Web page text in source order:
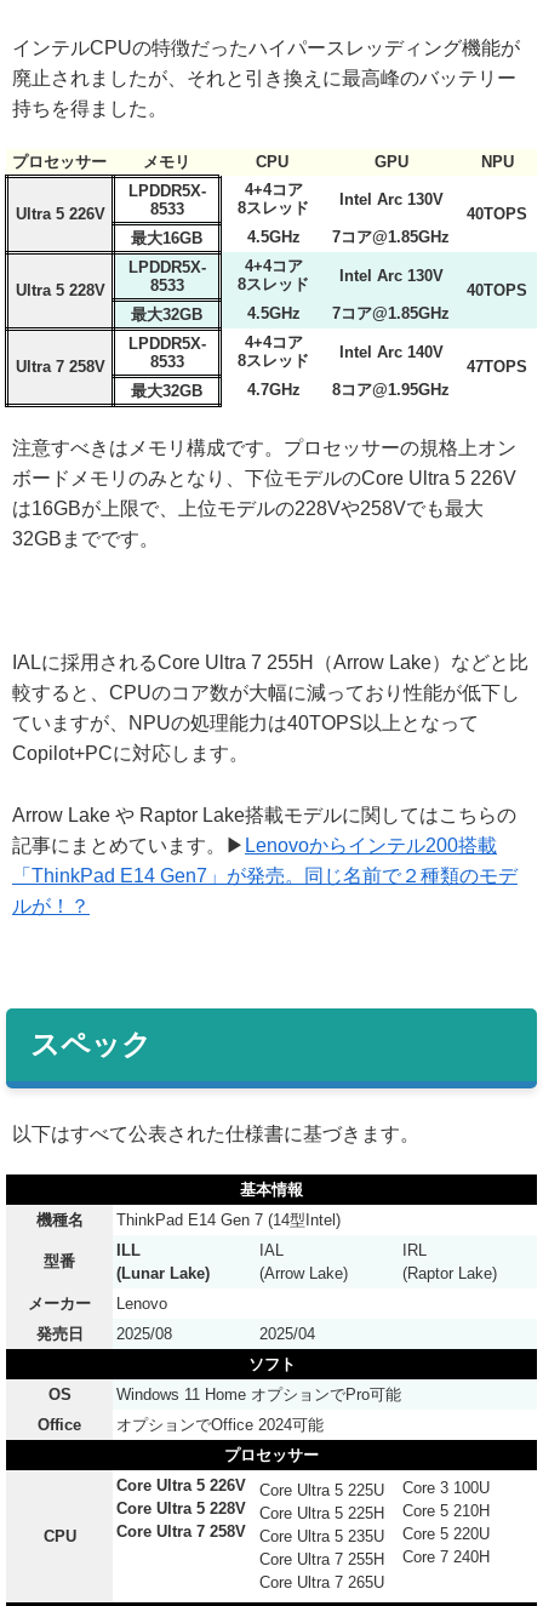
インテルCPUの特徴だったハイパースレッディング機能が
廃止されましたが、それと引き換えに最高峰のバッテリー
持ちを得ました。
プロセッサー メモリ CPU GPU NPU
Ultra 5 226V
LPDDR5X-
8533
4+4コア
8スレッド
Intel Arc 130V
40TOPS
最大16GB
4.5GHz 7コア@1.85GHz
Ultra 5 228V
LPDDR5X-
8533
4+4コア
8スレッド
Intel Arc 130V
40TOPS
最大32GB
4.5GHz 7コア@1.85GHz
Ultra 7 258V
LPDDR5X-
8533
4+4コア
8スレッド
Intel Arc 140V
47TOPS
最大32GB
4.7GHz 8コア@1.95GHz
注意すべきはメモリ構成です。プロセッサーの規格上オン
ボードメモリのみとなり、下位モデルのCore Ultra 5 226V
は16GBが上限で、上位モデルの228Vや258Vでも最大
32GBまでです。
IALに採用されるCore Ultra 7 255H（Arrow Lake）などと比
較すると、CPUのコア数が大幅に減っており性能が低下し
ていますが、NPUの処理能力は40TOPS以上となって
Copilot+PCに対応します。
Arrow Lake や Raptor Lake搭載モデルに関してはこちらの
記事にまとめています。▶ Lenovoからインテル200搭載
「ThinkPad E14 Gen7」が発売。同じ名前で２種類のモデ
ルが！？
スペック
以下はすべて公表された仕様書に基づきます。
基本情報
機種名
ThinkPad E14 Gen 7 (14型Intel)
型番
ILL
(Lunar Lake)
IAL
(Arrow Lake)
IRL
(Raptor Lake)
メーカー
Lenovo
発売日
2025/08
2025/04
ソフト
OS
Windows 11 Home オプションでPro可能
Office
オプションでOffice 2024可能
プロセッサー
CPU
Core Ultra 5 226V
Core Ultra 5 228V
Core Ultra 7 258V
Core Ultra 5 225U
Core Ultra 5 225H
Core Ultra 5 235U
Core Ultra 7 255H
Core Ultra 7 265U
Core 3 100U
Core 5 210H
Core 5 220U
Core 7 240H